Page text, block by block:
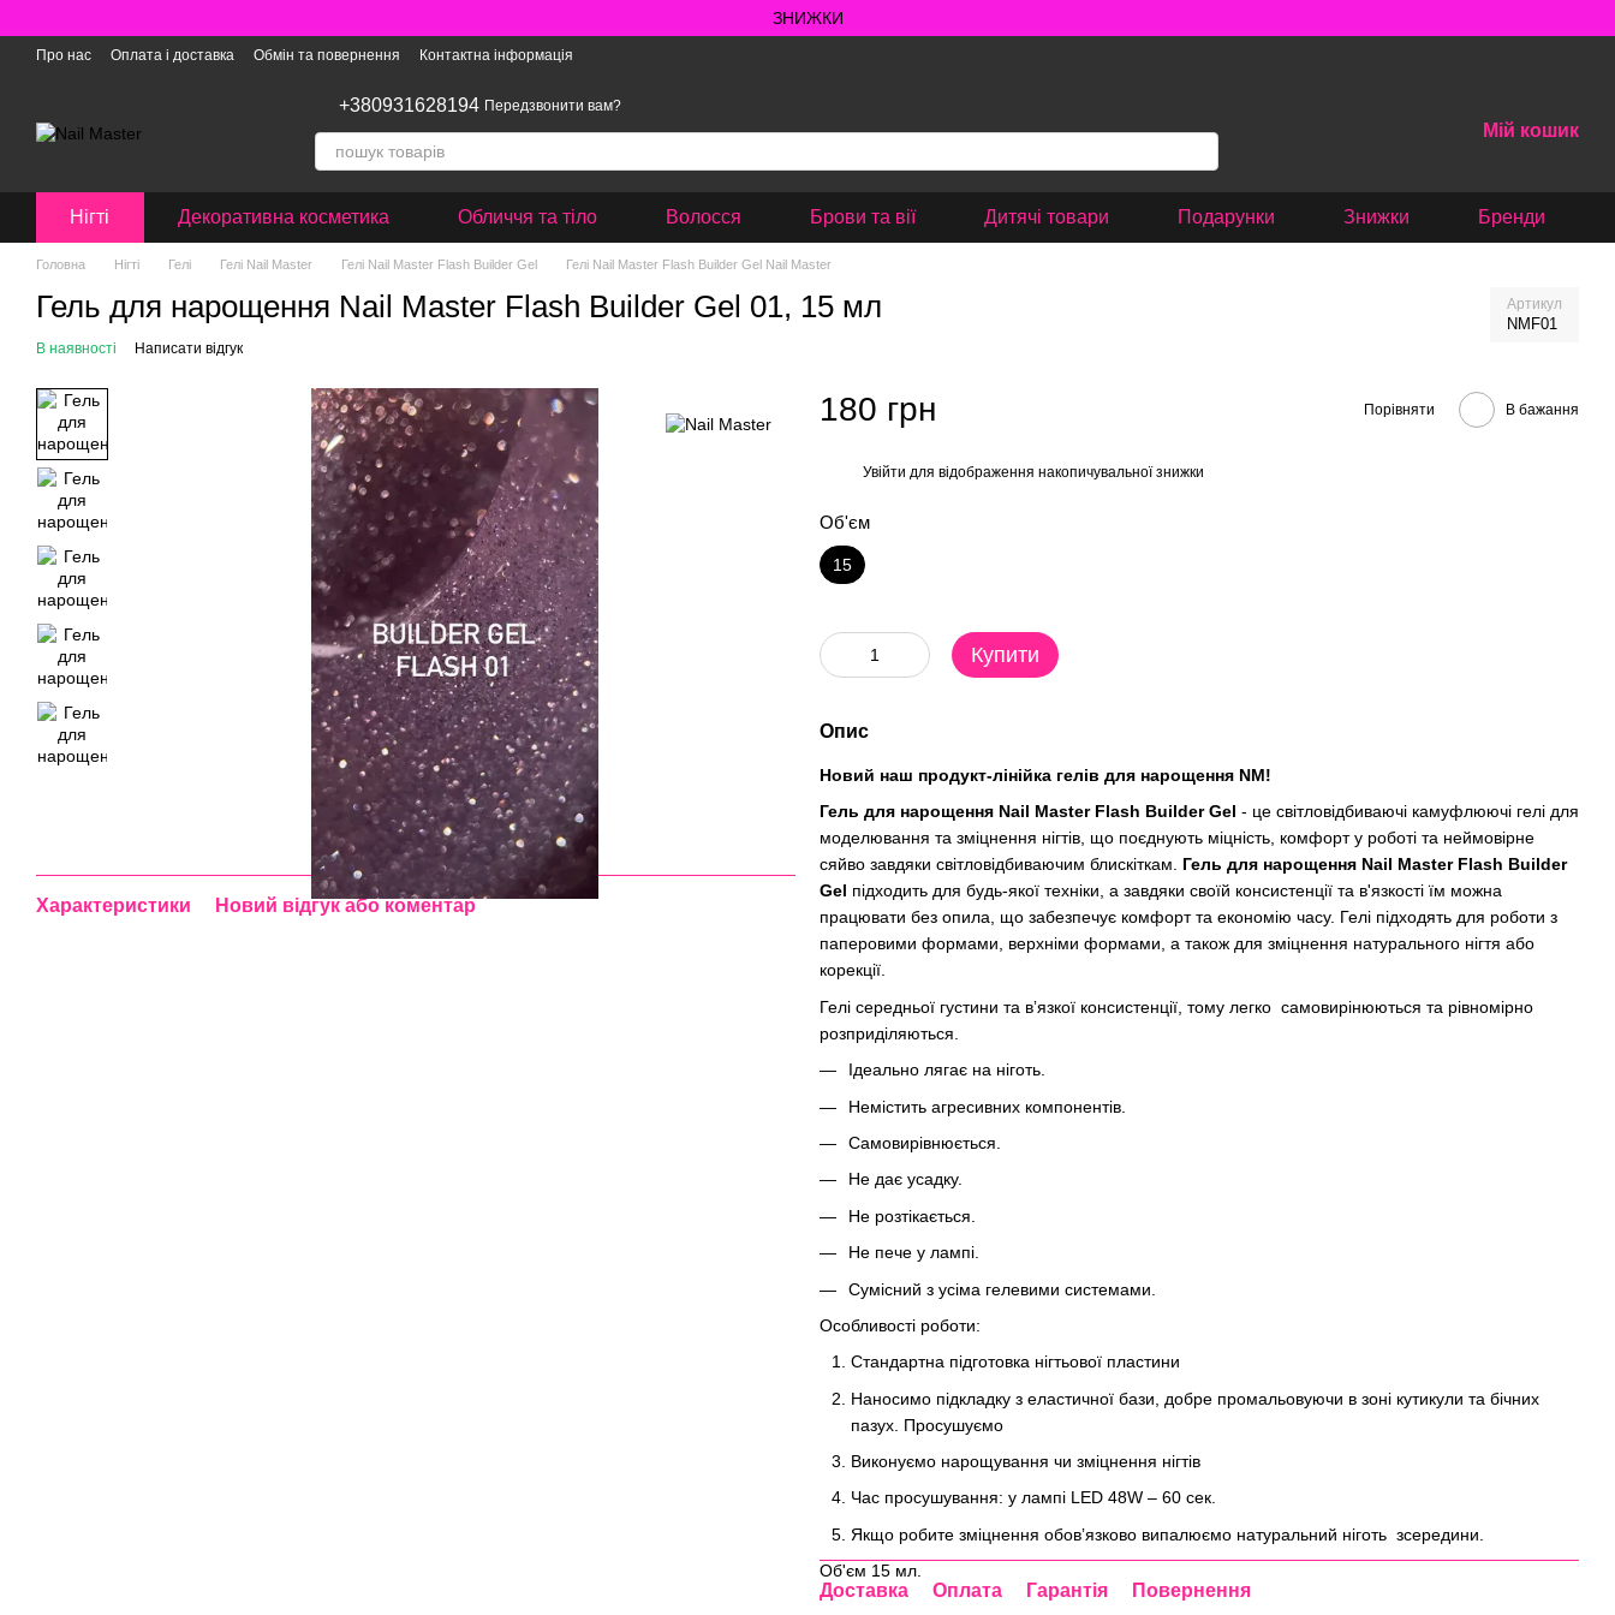
ЗНИЖКИ
Про нас Оплата і доставка Обмін та повернення Контактна інформація
+380931628194 Передзвонити вам?
Мій кошик
Нігті Декоративна косметика Обличчя та тіло Волосся Брови та вії Дитячі товари Подарунки Знижки Бренди
Головна Нігті Гелі Гелі Nail Master Гелі Nail Master Flash Builder Gel Гелі Nail Master Flash Builder Gel Nail Master
Гель для нарощення Nail Master Flash Builder Gel 01, 15 мл Артикул
NMF01
В наявності Написати відгук
Характеристики Новий відгук або коментар
180 грн Порівняти В бажання
Увійти для відображення накопичувальної знижки
Об'єм
15
Купити
Опис
Новий наш продукт-лінійка гелів для нарощення NM!
Гель для нарощення Nail Master Flash Builder Gel - це світловідбиваючі камуфлюючі гелі для
моделювання та зміцнення нігтів, що поєднують міцність, комфорт у роботі та неймовірне
сяйво завдяки світловідбиваючим блискіткам. Гель для нарощення Nail Master Flash Builder
Gel підходить для будь-якої техніки, а завдяки своїй консистенції та в'язкості їм можна
працювати без опила, що забезпечує комфорт та економію часу. Гелі підходять для роботи з
паперовими формами, верхніми формами, а також для зміцнення натурального нігтя або
корекції.
Гелі середньої густини та вʼязкої консистенції, тому легко самовирінюються та рівномірно
розприділяються.
Ідеально лягає на ніготь.
Немістить агресивних компонентів.
Самовирівнюється.
Не дає усадку.
Не розтікається.
Не пече у лампі.
Сумісний з усіма гелевими системами.
Особливості роботи:
Стандартна підготовка нігтьової пластини
Наносимо підкладку з еластичної бази, добре промальовуючи в зоні кутикули та бічних
пазух. Просушуємо
Виконуємо нарощування чи зміцнення нігтів
Час просушування: у лампі LED 48W – 60 сек.
Якщо робите зміцнення обовʼязково випалюємо натуральний ніготь зсередини.
Об'єм 15 мл.
Доставка Оплата Гарантія Повернення